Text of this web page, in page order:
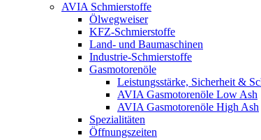
AVIA Schmierstoffe
Ölwegweiser
KFZ-Schmierstoffe
Land- und Baumaschinen
Industrie-Schmierstoffe
Gasmotorenöle
Leistungsstärke, Sicherheit &
AVIA Gasmotorenöle Low Ash
AVIA Gasmotorenöle High Ash
Spezialitäten
Öffnungszeiten